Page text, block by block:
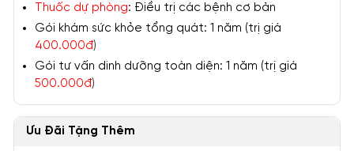
Thuốc dự phòng: Điều trị các bệnh cơ bản
Gói khám sức khỏe tổng quát: 1 năm (trị giá
400.000đ)
Gói tư vấn dinh dưỡng toàn diện: 1 năm (trị giá
500.000đ)
Ưu Đãi Tặng Thêm